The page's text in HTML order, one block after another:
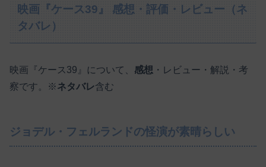
映画『ケース39』 感想・評価・レビュー（ネ
タバレ）
映画『ケース39』について、 感想 ・レビュー・解説・考
察です。※ネタバレ含む
ジョデル・フェルランドの怪演が素晴らしい